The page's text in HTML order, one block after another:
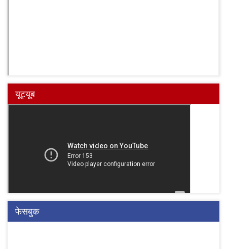
यूट्यूब
फेसबुक